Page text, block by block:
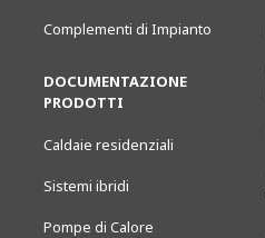
Complementi di Impianto
DOCUMENTAZIONE
PRODOTTI
Caldaie residenziali
Sistemi ibridi
Pompe di Calore